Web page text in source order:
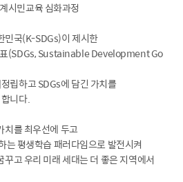
시민교육 심화과정
민국(K-SDGs)이 제시한
표(SDGs, Sustainable Development Go
립하고 SDGs에 담긴 가치를
니다.
치를 최우선에 두고
는 평생학습 패러다임으로 발전시켜
고 우리 미래 세대는 더 좋은 지역에서